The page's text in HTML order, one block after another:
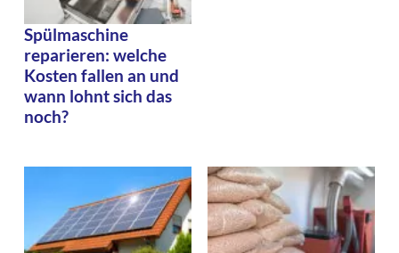
Spülmaschine
reparieren: welche
Kosten fallen an und
wann lohnt sich das
noch?